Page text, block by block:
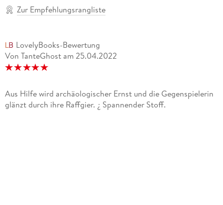
Zur Empfehlungsrangliste
LovelyBooks-Bewertung
Von TanteGhost am 25.04.2022
Aus Hilfe wird archäologischer Ernst und die Gegenspielerin
glänzt durch ihre Raffgier. ¿ Spannender Stoff.